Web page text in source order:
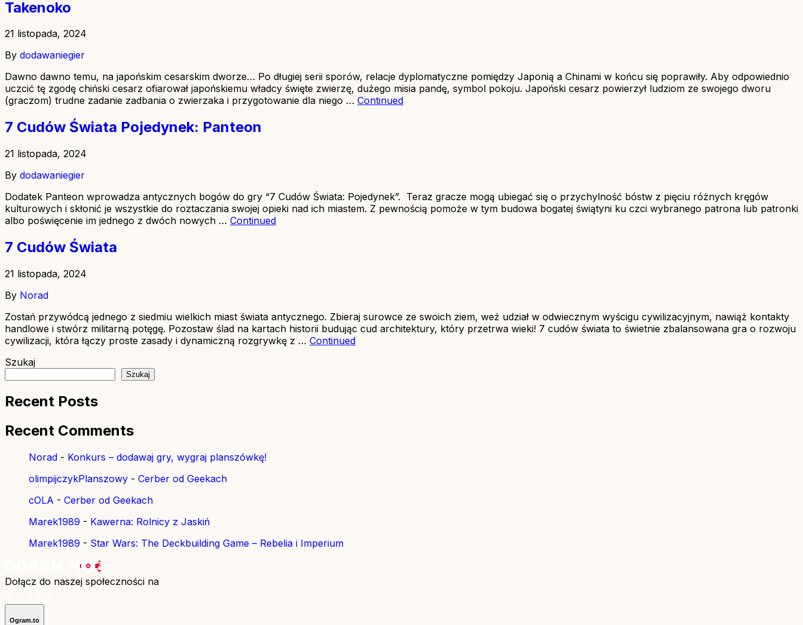
Takenoko
21 listopada, 2024
By dodawaniegier
Dawno dawno temu, na japońskim cesarskim dworze… Po długiej serii sporów, relacje dyplomatyczne pomiędzy Japonią a Chinami w końcu się poprawiły. Aby odpowiednio
uczcić tę zgodę chiński cesarz ofiarował japońskiemu władcy święte zwierzę, dużego misia pandę, symbol pokoju. Japoński cesarz powierzył ludziom ze swojego dworu
(graczom) trudne zadanie zadbania o zwierzaka i przygotowanie dla niego … Continued
7 Cudów Świata Pojedynek: Panteon
21 listopada, 2024
By dodawaniegier
Dodatek Panteon wprowadza antycznych bogów do gry “7 Cudów Świata: Pojedynek”. Teraz gracze mogą ubiegać się o przychylność bóstw z pięciu różnych kręgów
kulturowych i skłonić je wszystkie do roztaczania swojej opieki nad ich miastem. Z pewnością pomoże w tym budowa bogatej świątyni ku czci wybranego patrona lub patronki
albo poświęcenie im jednego z dwóch nowych … Continued
7 Cudów Świata
21 listopada, 2024
By Norad
Zostań przywódcą jednego z siedmiu wielkich miast świata antycznego. Zbieraj surowce ze swoich ziem, weź udział w odwiecznym wyścigu cywilizacyjnym, nawiąż kontakty
handlowe i stwórz militarną potęgę. Pozostaw ślad na kartach historii budując cud architektury, który przetrwa wieki! 7 cudów świata to świetnie zbalansowana gra o rozwoju
cywilizacji, która łączy proste zasady i dynamiczną rozgrywkę z … Continued
Szukaj
Szukaj
Recent Posts
Recent Comments
Norad - Konkurs – dodawaj gry, wygraj planszówkę!
olimpijczykPlanszowy - Cerber od Geekach
cOLA - Cerber od Geekach
Marek1989 - Kawerna: Rolnicy z Jaskiń
Marek1989 - Star Wars: The Deckbuilding Game – Rebelia i Imperium
Dołącz do naszej społeczności na
Ogram.to